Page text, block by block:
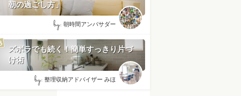
朝の過ごし方」
by: 朝時間アンバサダー
ズボラでも続く！簡単すっきり片づ
け術
by: 整理収納アドバイザー みほ